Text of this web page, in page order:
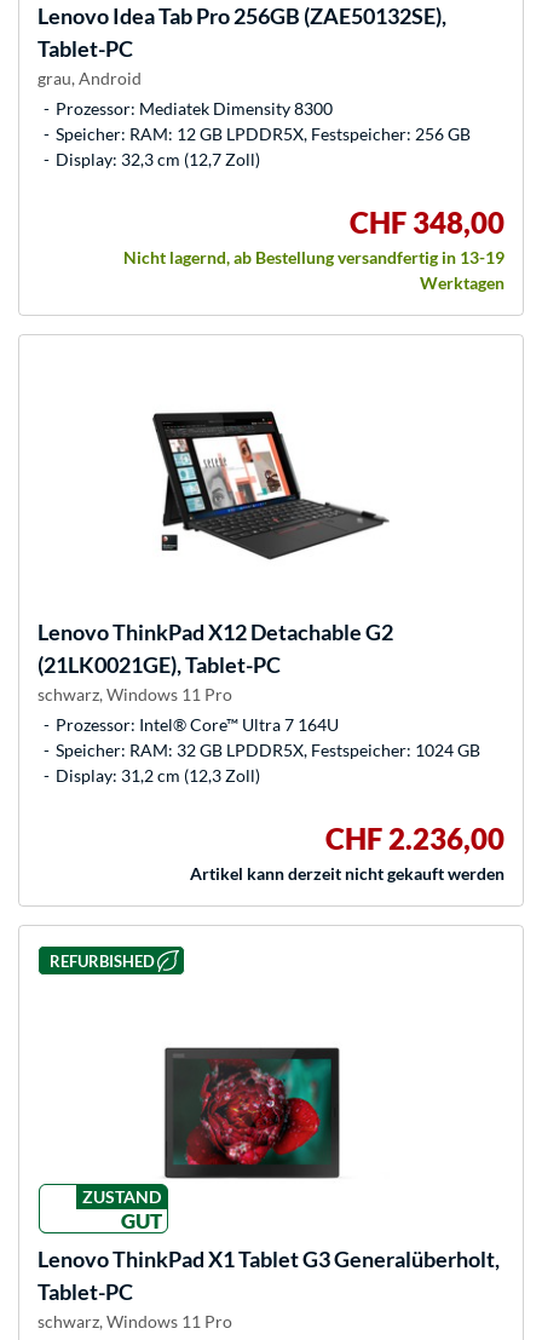
LenovoIdea Tab Pro 256GB (ZAE50132SE),
Tablet-PC
grau, Android
Prozessor: Mediatek Dimensity 8300
Speicher: RAM: 12 GB LPDDR5X, Festspeicher: 256 GB
Display: 32,3 cm (12,7 Zoll)
CHF 348,00
Nicht lagernd, ab Bestellung versandfertig in 13-19
Werktagen
LenovoThinkPad X12 Detachable G2
(21LK0021GE), Tablet-PC
schwarz, Windows 11 Pro
Prozessor: Intel® Core™ Ultra 7 164U
Speicher: RAM: 32 GB LPDDR5X, Festspeicher: 1024 GB
Display: 31,2 cm (12,3 Zoll)
CHF 2.236,00
Artikel kann derzeit nicht gekauft werden
REFURBISHED
ZUSTAND
GUT
LenovoThinkPad X1 Tablet G3 Generalüberholt,
Tablet-PC
schwarz, Windows 11 Pro